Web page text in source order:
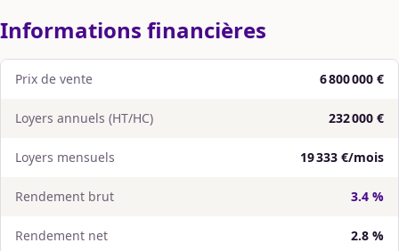
Informations financières
Prix de vente 6 800 000 €
Loyers annuels (HT/HC) 232 000 €
Loyers mensuels 19 333 €/mois
Rendement brut 3.4 %
Rendement net 2.8 %